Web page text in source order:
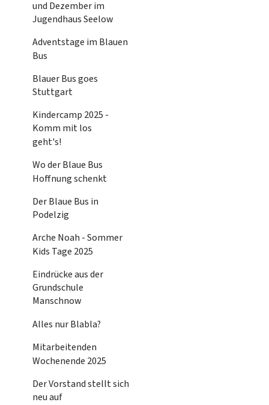
und Dezember im
Jugendhaus Seelow
Adventstage im Blauen
Bus
Blauer Bus goes
Stuttgart
Kindercamp 2025 -
Komm mit los
geht's!
Wo der Blaue Bus
Hoffnung schenkt
Der Blaue Bus in
Podelzig
Arche Noah - Sommer
Kids Tage 2025
Eindrücke aus der
Grundschule
Manschnow
Alles nur Blabla?
Mitarbeitenden
Wochenende 2025
Der Vorstand stellt sich
neu auf